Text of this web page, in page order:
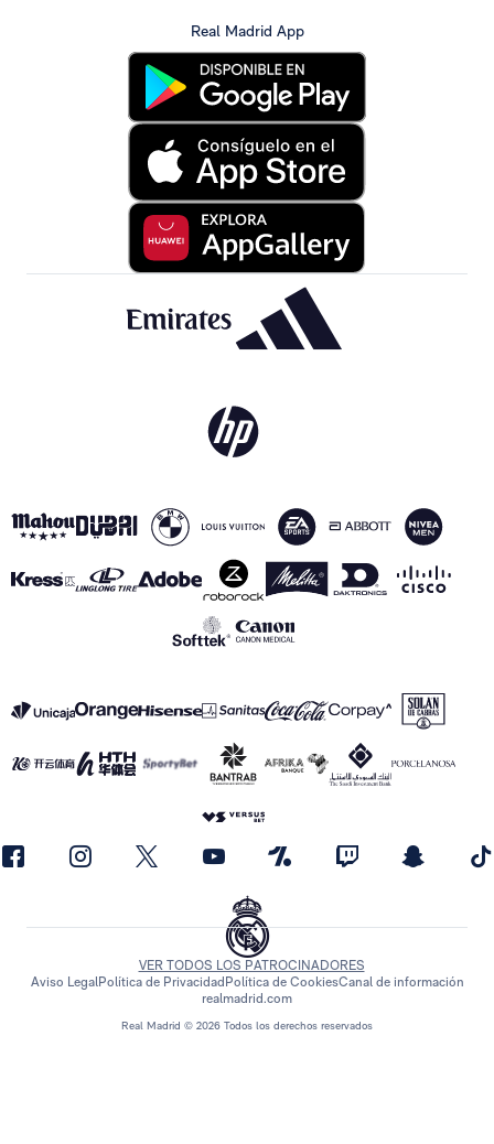
Real Madrid App
Real Madrid © 2026 Todos los derechos reservados
VER TODOS LOS PATROCINADORES
Aviso LegalPolítica de Privacidad Política de CookiesCanal de información
realmadrid.com